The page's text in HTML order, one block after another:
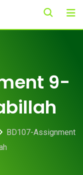
9-
BD107-Assignment